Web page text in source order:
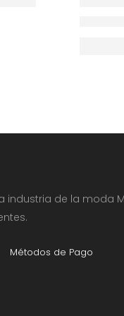
industria de la moda
Métodos de Pago